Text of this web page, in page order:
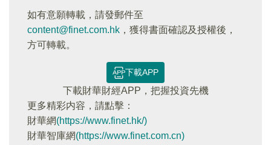
如有意願轉載，請發郵件至
content@finet.com.hk ，獲得書面確認及授權後，
方可轉載。
下載APP
下載財華財經APP，把握投資先機
更多精彩内容，請點擊：
財華網(https://www.finet.hk/)
財華智庫網(https://www.finet.com.cn)